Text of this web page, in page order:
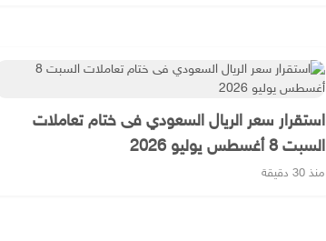
استقرار سعر الريال السعودي فى ختام تعاملات
السبت 8 أغسطس يوليو 2026
منذ 30 دقيقة